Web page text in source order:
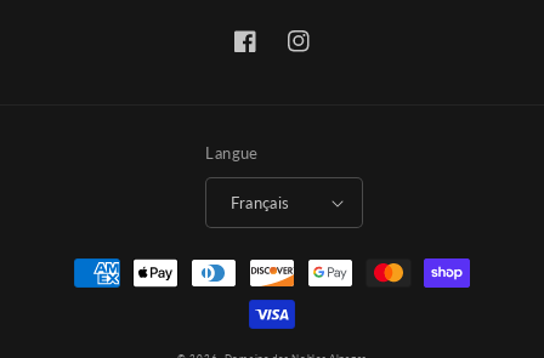
FacebookInstagram
Langue
Français
Moyens